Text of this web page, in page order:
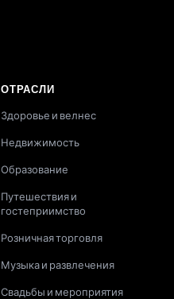
ОТРАСЛИ
Здоровье и велнес
Недвижимость
Образование
Путешествия и
гостеприимство
Розничная торговля
Музыка и развлечения
Свадьбы и мероприятия